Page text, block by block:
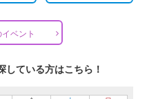
イベント
ている方はこちら！